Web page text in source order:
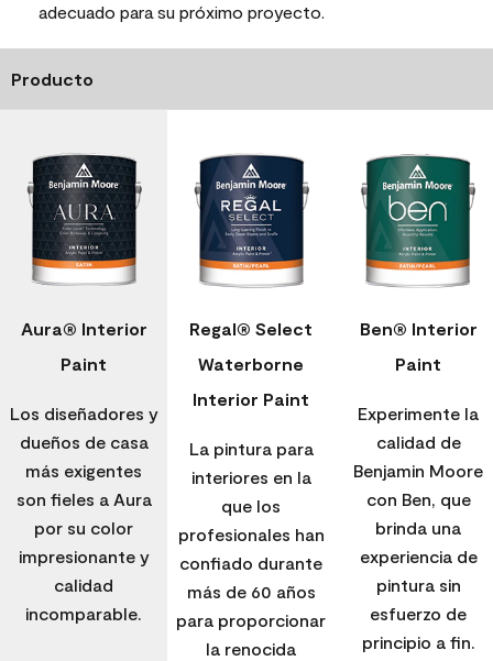
adecuado para su próximo proyecto.
Producto
Aura® Interior
Paint
Los diseñadores y
dueños de casa
más exigentes
son fieles a Aura
por su color
impresionante y
calidad
incomparable.
Regal® Select
Waterborne
Interior Paint
La pintura para
interiores en la
que los
profesionales han
confiado durante
más de 60 años
para proporcionar
la renocida
Ben® Interior
Paint
Experimente la
calidad de
Benjamin Moore
con Ben, que
brinda una
experiencia de
pintura sin
esfuerzo de
principio a fin.